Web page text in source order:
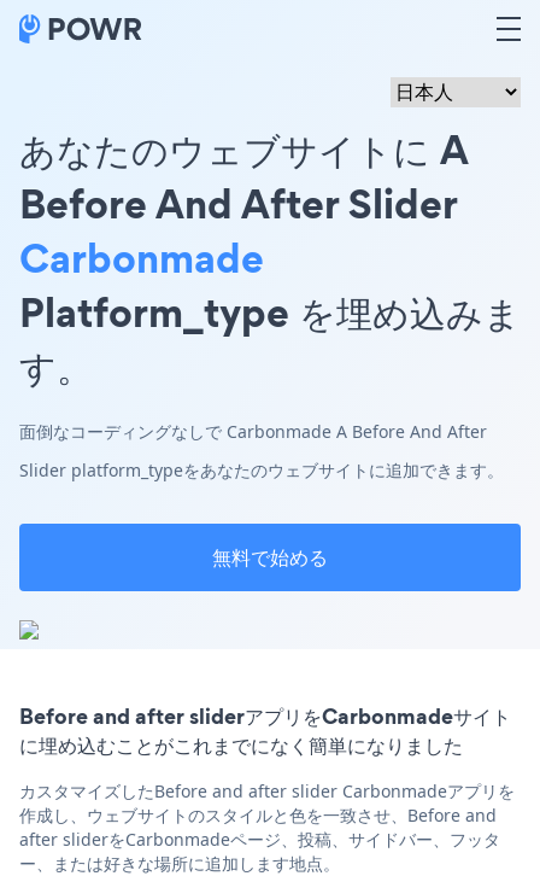
あなたのウェブサイトに A
Before And After Slider
Carbonmade
Platform_type を埋め込みま
す。
面倒なコーディングなしで Carbonmade A Before And After
Slider platform_typeをあなたのウェブサイトに追加できます。
無料で始める
Before and after sliderアプリをCarbonmadeサイト
に埋め込むことがこれまでになく簡単になりました
カスタマイズしたBefore and after slider Carbonmadeアプリを
作成し、ウェブサイトのスタイルと色を一致させ、Before and
after sliderをCarbonmadeページ、投稿、サイドバー、フッタ
ー、または好きな場所に追加します地点。